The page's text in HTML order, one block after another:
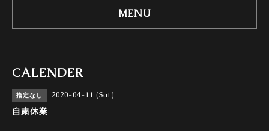
MENU
CALENDER
指定なし 2020-04-11 (Sat)
自粛休業